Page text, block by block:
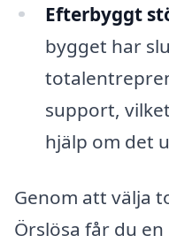
Efterbyggt
bygget har
support,
hjälp om det
Genom att välja
Örslösa får du